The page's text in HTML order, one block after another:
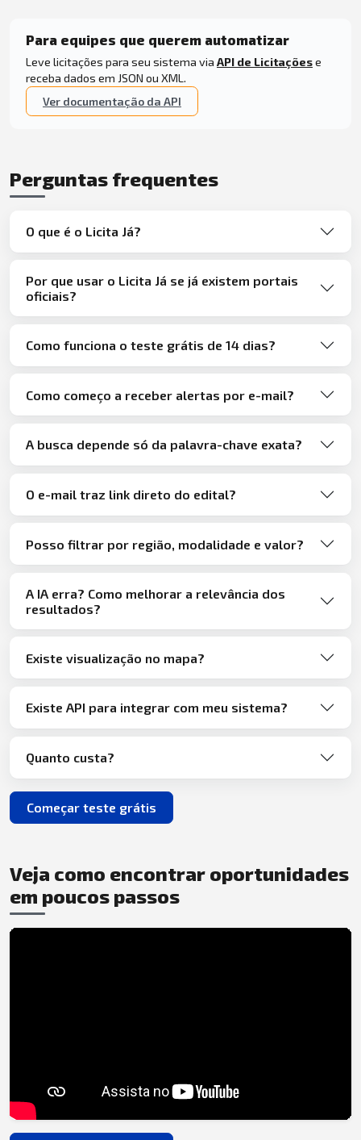
Para equipes que querem automatizar
Leve licitações para seu sistema via API de Licitaçõese
receba dados em JSON ou XML.
Ver documentação da API
Perguntas frequentes
O que é o Licita Já?
Por que usar o Licita Já se já existem portais
oficiais?
Como funciona o teste grátis de 14 dias?
Como começo a receber alertas por e-mail?
A busca depende só da palavra-chave exata?
O e-mail traz link direto do edital?
Posso filtrar por região, modalidade e valor?
A IA erra? Como melhorar a relevância dos
resultados?
Existe visualização no mapa?
Existe API para integrar com meu sistema?
Quanto custa?
Começar teste grátis
Veja como encontrar oportunidades
em poucos passos